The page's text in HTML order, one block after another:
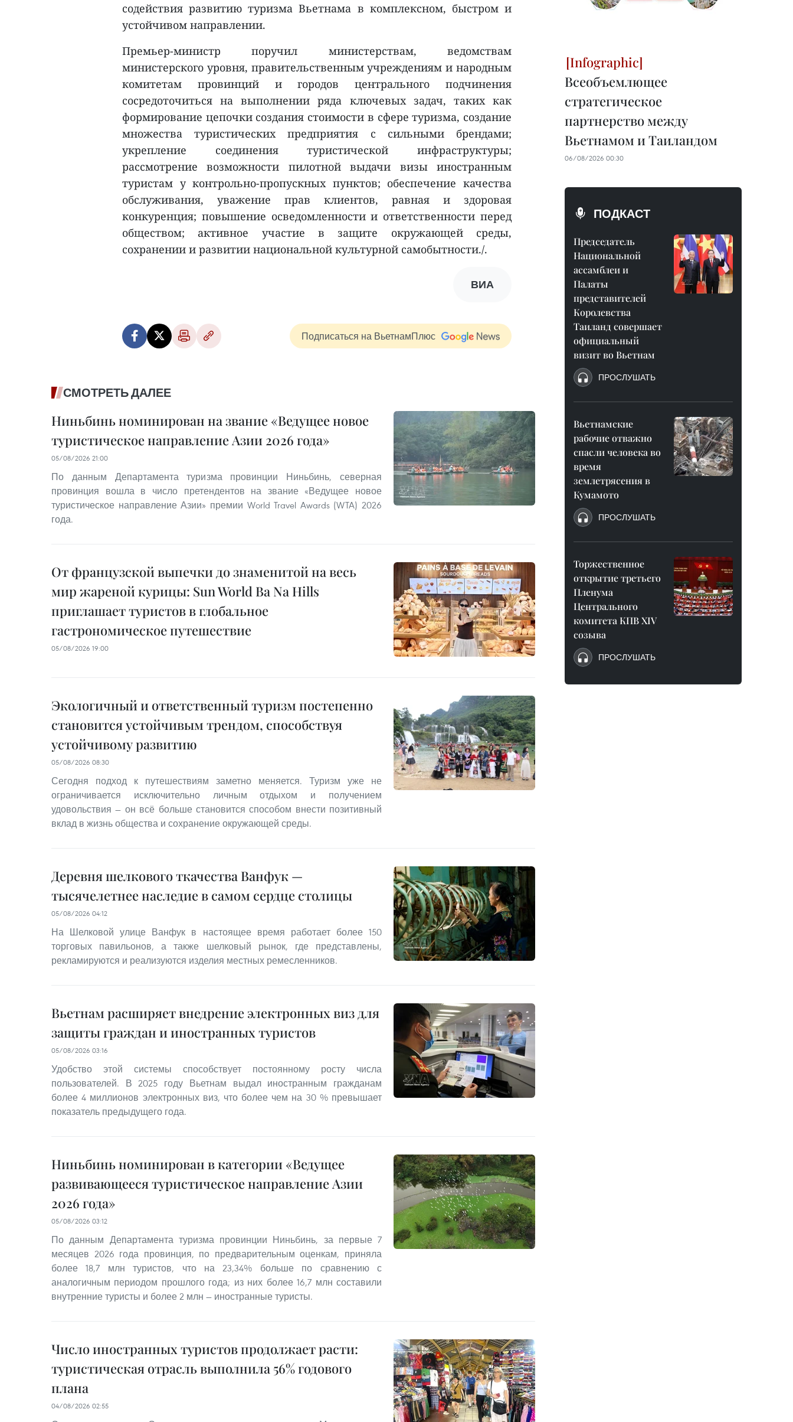
содействия развитию туризма Вьетнама в комплексном, быстром и
устойчивом направлении.
Премьер-министр поручил министерствам, ведомствам
министерского уровня, правительственным учреждениям и народным
комитетам провинций и городов центрального подчинения
сосредоточиться на выполнении ряда ключевых задач, таких как
формирование цепочки создания стоимости в сфере туризма, создание
множества туристических предприятия с сильными брендами;
укрепление соединения туристической инфраструктуры;
рассмотрение возможности пилотной выдачи визы иностранным
туристам у контрольно-пропускных пунктов; обеспечение качества
обслуживания, уважение прав клиентов, равная и здоровая
конкуренция; повышение осведомленности и ответственности перед
обществом; активное участие в защите окружающей среды,
сохранении и развитии национальной культурной самобытности./.
ВИА
Подписаться на ВьетнамПлюс
СМОТРЕТЬ ДАЛЕЕ
Ниньбинь номинирован на звание «Ведущее новое
туристическое направление Азии 2026 года»
05/08/2026 21:00
По данным Департамента туризма провинции Ниньбинь, северная
провинция вошла в число претендентов на звание «Ведущее новое
туристическое направление Азии» премии World Travel Awards (WTA) 2026
года.
От французской выпечки до знаменитой на весь
мир жареной курицы: Sun World Ba Na Hills
приглашает туристов в глобальное
гастрономическое путешествие
05/08/2026 19:00
Экологичный и ответственный туризм постепенно
становится устойчивым трендом, способствуя
устойчивому развитию
05/08/2026 08:30
Сегодня подход к путешествиям заметно меняется. Туризм уже не
ограничивается исключительно личным отдыхом и получением
удовольствия — он всё больше становится способом внести позитивный
вклад в жизнь общества и сохранение окружающей среды.
Деревня шелкового ткачества Ванфук —
тысячелетнее наследие в самом сердце столицы
05/08/2026 04:12
На Шелковой улице Ванфук в настоящее время работает более 150
торговых павильонов, а также шелковый рынок, где представлены,
рекламируются и реализуются изделия местных ремесленников.
Вьетнам расширяет внедрение электронных виз для
защиты граждан и иностранных туристов
05/08/2026 03:16
Удобство этой системы способствует постоянному росту числа
пользователей. В 2025 году Вьетнам выдал иностранным гражданам
более 4 миллионов электронных виз, что более чем на 30 % превышает
показатель предыдущего года.
Ниньбинь номинирован в категории «Ведущее
развивающееся туристическое направление Азии
2026 года»
05/08/2026 03:12
По данным Департамента туризма провинции Ниньбинь, за первые 7
месяцев 2026 года провинция, по предварительным оценкам, приняла
более 18,7 млн туристов, что на 23,34% больше по сравнению с
аналогичным периодом прошлого года; из них более 16,7 млн составили
внутренние туристы и более 2 млн — иностранные туристы.
Число иностранных туристов продолжает расти:
туристическая отрасль выполнила 56% годового
плана
04/08/2026 02:55
Всеобъемлющее
стратегическое
партнерство между
Вьетнамом и Таиландом
06/08/2026 00:30
ПОДКАСТ
Председатель
Национальной
ассамблеи и
Палаты
представителей
Королевства
Таиланд совершает
официальный
визит во Вьетнам
ПРОСЛУШАТЬ
Вьетнамские
рабочие отважно
спасли человека во
время
землетрясения в
Кумамото
ПРОСЛУШАТЬ
Торжественное
открытие третьего
Пленума
Центрального
комитета КПВ XIV
созыва
ПРОСЛУШАТЬ